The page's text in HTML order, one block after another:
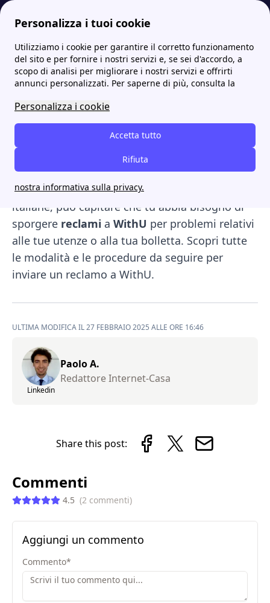
Personalizza i tuoi cookie
Utilizziamo i cookie per garantire il corretto funzionamento
del sito e per fornire i nostri servizi e, se sei d'accordo, a
scopo di analisi per migliorare i nostri servizi e offrirti
annunci personalizzati. Per saperne di più, consulta la
Personalizza i cookie
Accetta tutto
Rifiuta
nostra informativa sulla privacy.
Internet Casa Withu offerte Internet e mobile: scopri la fibra tutto compreso WithU Withu reclami e segnalazioni: come inviare un reclamo
Withu reclami e
segnalazioni: come inviare
un reclamo
Reclami WithU. Pur trattandosi di una realtà
relativamente giovane, che sta riscuotendo un
grande successo nelle case di molte famiglie
italiane, può capitare che tu abbia bisogno di
sporgere reclami a WithU per problemi relativi
alle tue utenze o alla tua bolletta. Scopri tutte
le modalità e le procedure da seguire per
inviare un reclamo a WithU.
ULTIMA MODIFICA IL 27 FEBBRAIO 2025 ALLE ORE 16:46
Linkedin
Paolo A.
Redattore Internet-Casa
Share this post:
Commenti
4.5 (2 commenti)
Aggiungi un commento
Commento*